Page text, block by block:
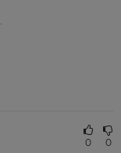
0 0